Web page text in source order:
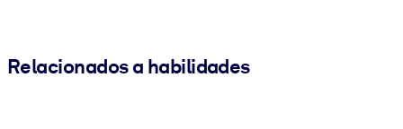
Relacionados a habilidades